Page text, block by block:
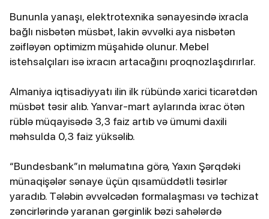
Bununla yanaşı, elektrotexnika sənayesində ixracla
bağlı nisbətən müsbət, lakin əvvəlki aya nisbətən
zəifləyən optimizm müşahidə olunur. Mebel
istehsalçıları isə ixracın artacağını proqnozlaşdırırlar.
Almaniya iqtisadiyyatı ilin ilk rübündə xarici ticarətdən
müsbət təsir alıb. Yanvar-mart aylarında ixrac ötən
rüblə müqayisədə 3,3 faiz artıb və ümumi daxili
məhsulda 0,3 faiz yüksəlib.
“Bundesbank”ın məlumatına görə, Yaxın Şərqdəki
münaqişələr sənaye üçün qısamüddətli təsirlər
yaradıb. Tələbin əvvəlcədən formalaşması və təchizat
zəncirlərində yaranan gərginlik bəzi sahələrdə